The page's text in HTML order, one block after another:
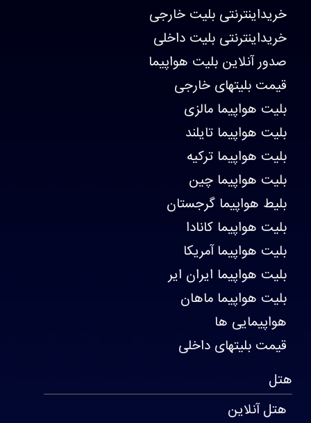
خریداینترنتی بلیت خارجی
خریداینترنتی بلیت داخلی
صدور آنلاین بلیت هواپیما
قیمت بلیتهای خارجی
بلیت هواپیما مالزی
بلیت هواپیما تایلند
بلیت هواپیما ترکیه
بلیت هواپیما چین
بلیط هواپیما گرجستان
بلیت هواپیما کانادا
بلیت هواپیما آمریکا
بلیت هواپیما ایران ایر
بلیت هواپیما ماهان
هواپیمایی ها
قیمت بلیتهای داخلی
هتل
هتل آنلاین